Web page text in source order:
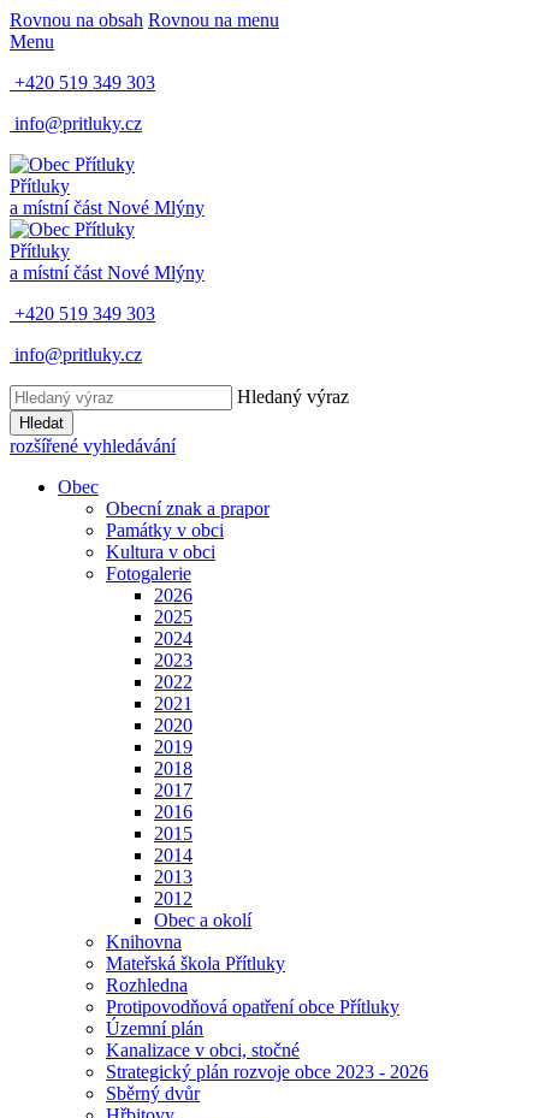
Rovnou na obsah Rovnou na menu
Menu
+420 519 349 303
info@pritluky.cz
Přítluky
a místní část Nové Mlýny
Přítluky
a místní část Nové Mlýny
+420 519 349 303
info@pritluky.cz
Hledaný výraz
Hledat
rozšířené vyhledávání
Obec
Obecní znak a prapor
Památky v obci
Kultura v obci
Fotogalerie
2026
2025
2024
2023
2022
2021
2020
2019
2018
2017
2016
2015
2014
2013
2012
Obec a okolí
Knihovna
Mateřská škola Přítluky
Rozhledna
Protipovodňová opatření obce Přítluky
Územní plán
Kanalizace v obci, stočné
Strategický plán rozvoje obce 2023 - 2026
Sběrný dvůr